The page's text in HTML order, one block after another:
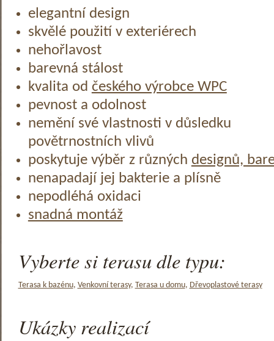
elegantní design
skvělé použití v exteriérech
nehořlavost
barevná stálost
kvalita od českého výrobce WPC
pevnost a odolnost
nemění své vlastnosti v důsledku
povětrnostních vlivů
poskytuje výběr z různých designů,
nenapadají jej bakterie a plísně
nepodléhá oxidaci
snadná montáž
Vyberte si terasu dle typu:
Terasa k bazénu, Venkovní terasy, Terasa u domu, Dřevoplastové terasy
Ukázky realizací